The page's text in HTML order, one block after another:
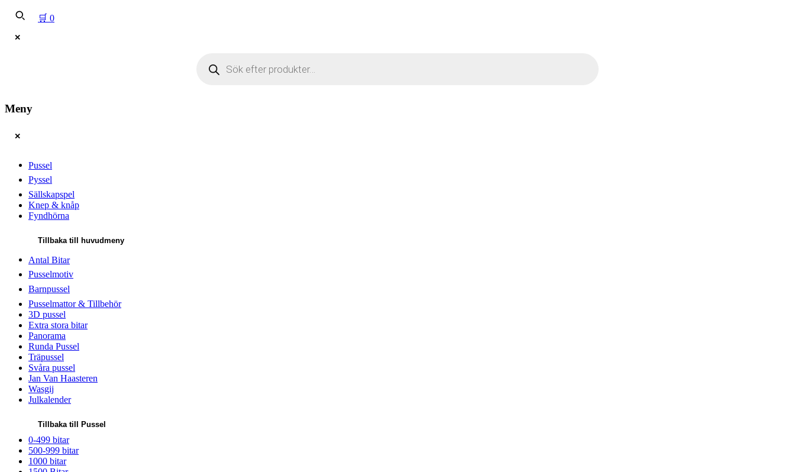
🛒 0
✕
Meny
✕
Pussel
Pyssel
Sällskapspel
Knep & knåp
Fyndhörna
Tillbaka till huvudmeny
Antal Bitar
Pusselmotiv
Barnpussel
Pusselmattor & Tillbehör
3D pussel
Extra stora bitar
Panorama
Runda Pussel
Träpussel
Svåra pussel
Jan Van Haasteren
Wasgij
Julkalender
Tillbaka till Pussel
0-499 bitar
500-999 bitar
1000 bitar